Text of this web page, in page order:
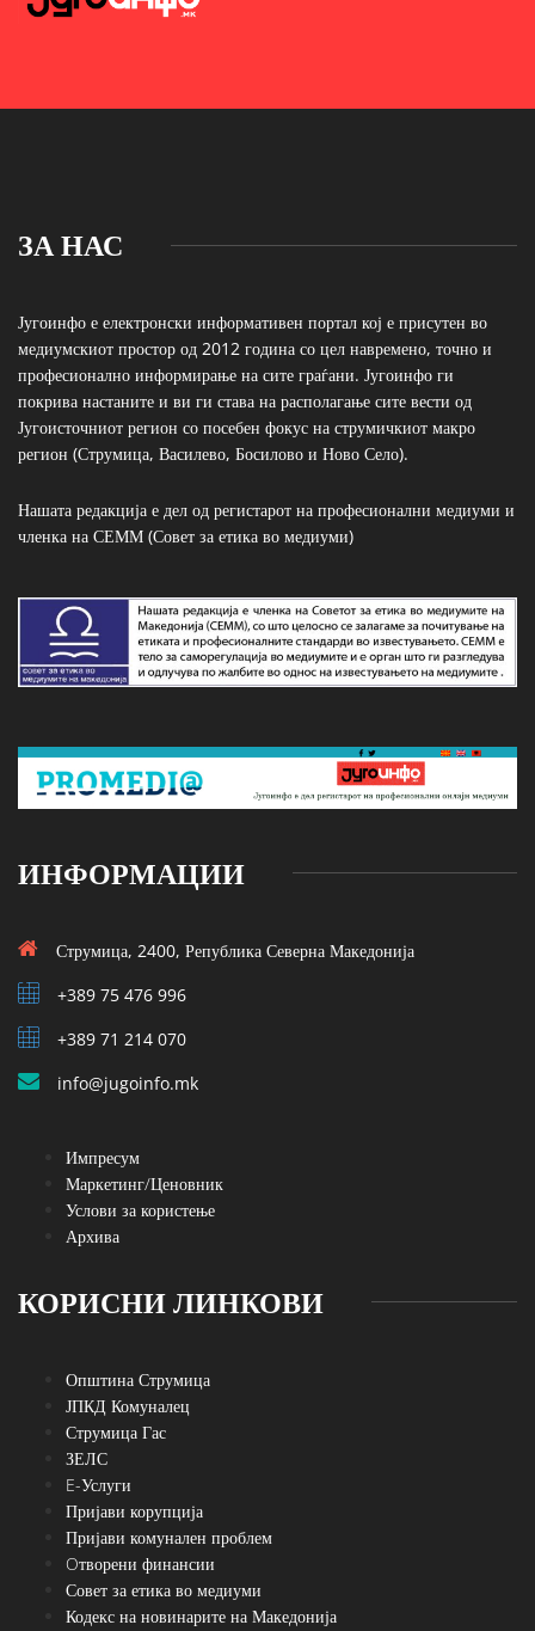
ЗА НАС
Југоинфо е електронски информативен портал кој е присутен во
медиумскиот простор од 2012 година со цел навремено, точно и
професионално информирање на сите граѓани. Југоинфо ги
покрива настаните и ви ги става на располагање сите вести од
Југоисточниот регион со посебен фокус на струмичкиот макро
регион (Струмица, Василево, Босилово и Ново Село).
Нашата редакција е дел од регистарот на професионални медиуми и
членка на СЕММ (Совет за етика во медиуми)
ИНФОРМАЦИИ
Струмица, 2400, Република Северна Македонија
+389 75 476 996
+389 71 214 070
info@jugoinfo.mk
Импресум
Маркетинг/Ценовник
Услови за користење
Архива
КОРИСНИ ЛИНКОВИ
Општина Струмица
ЈПКД Комуналец
Струмица Гас
ЗЕЛС
E-Услуги
Пријави корупција
Пријави комунален проблем
Oтворени финансии
Совет за етика во медиуми
Кодекс на новинарите на Македонија